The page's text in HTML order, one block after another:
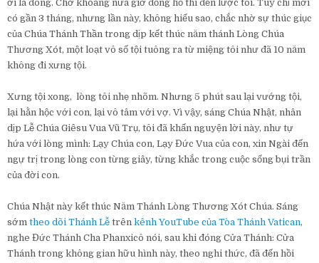
ơi là đông. Chờ khoảng nửa giờ đồng hồ thì đến lược tôi. Tuy chỉ mới
có gần 3 tháng, nhưng lần này, không hiểu sao, chắc nhờ sự thúc giục
của Chúa Thánh Thần trong dịp kết thúc năm thánh Lòng Chúa
Thương Xót, một loạt vô số tội tuông ra từ miệng tôi như đã 10 năm
không đi xưng tội.
Xưng tội xong, lòng tôi nhẹ nhõm. Nhưng 5 phút sau lại vướng tội,
lại hằn hộc với con, lại vô tâm với vợ. Vì vậy, sáng Chúa Nhật, nhân
dịp Lễ Chúa Giêsu Vua Vũ Trụ, tôi đã khấn nguyện lời này, như tự
hứa với lòng mình: Lạy Chúa con, Lạy Đức Vua của con, xin Ngài đến
ngự trị trong lòng con từng giây, từng khắc trong cuộc sống bụi trần
của đời con.
Chúa Nhật này kết thúc Năm Thánh Lòng Thương Xót Chúa. Sáng
sớm theo dõi Thánh Lễ trên kênh YouTube của Tòa Thánh Vatican,
nghe Đức Thánh Cha Phanxicô nói, sau khi đóng Cửa Thánh: Cửa
Thánh trong không gian hữu hình này, theo nghi thức, đã đến hồi